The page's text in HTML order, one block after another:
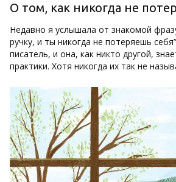
О том, как никогда не
Недавно я услышала от знакомой
ручку, и ты никогда не потеряешь
писатель, и она, как никто другой,
практики. Хотя никогда их так не